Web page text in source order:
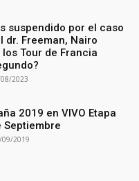
suspendido por el caso
dr. Freeman, Nairo
Tour de Francia
2023
2019 en VIVO Etapa
Septiembre
09/2019